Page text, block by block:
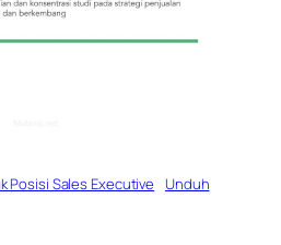
Posisi Sales Executive Unduh